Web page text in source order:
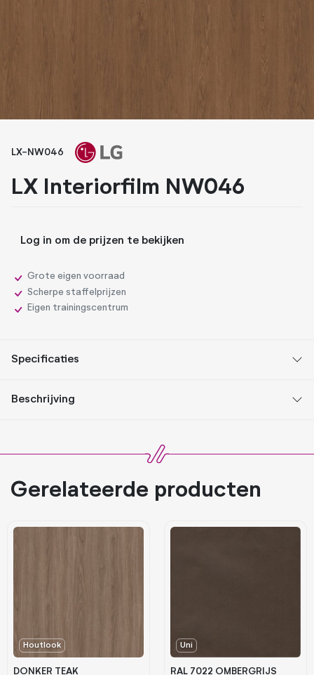
LX-NW046
LX Interiorfilm NW046
Log in om de prijzen te bekijken
Grote eigen voorraad
Scherpe staffelprijzen
Eigen trainingscentrum
Specificaties
Beschrijving
Gerelateerde producten
Houtlook
DONKER TEAK
Uni
RAL 7022 OMBERGRIJS